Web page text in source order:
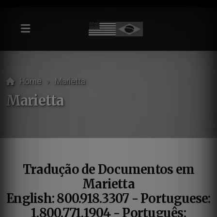
Home Marietta
Marietta
Tradução de Documentos em
Marietta
English: 800.918.3307 - Portuguese:
1.800.771.1904 - Português: